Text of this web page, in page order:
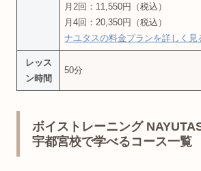
月2回：11,550円（税込）
月4回：20,350円（税込）
ナユタスの料金プランを詳しく見
レッス
ン時間
50分
ボイストレーニング
宇都宮校で学べるコース一覧